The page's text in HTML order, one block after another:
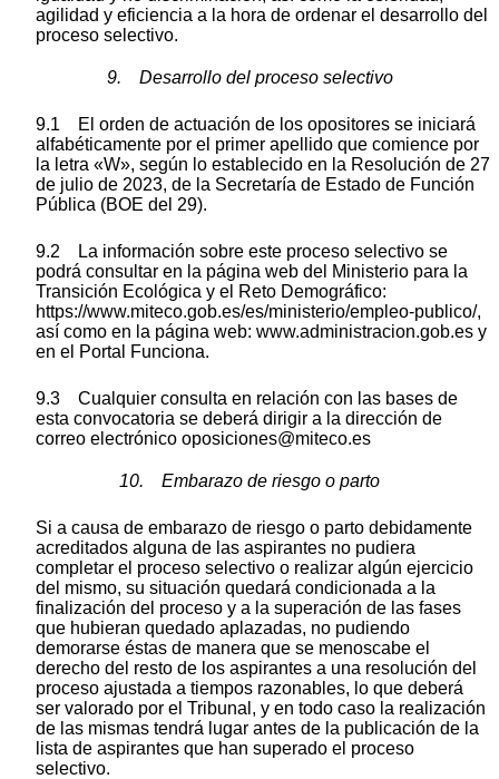
agilidad y eficiencia a la hora de ordenar el desarrollo del
proceso selectivo.
9. Desarrollo del proceso selectivo
9.1 El orden de actuación de los opositores se iniciará
alfabéticamente por el primer apellido que comience por
la letra «W», según lo establecido en la Resolución de 27
de julio de 2023, de la Secretaría de Estado de Función
Pública (BOE del 29).
9.2 La información sobre este proceso selectivo se
podrá consultar en la página web del Ministerio para la
Transición Ecológica y el Reto Demográfico:
https://www.miteco.gob.es/es/ministerio/empleo-publico/,
así como en la página web: www.administracion.gob.es y
en el Portal Funciona.
9.3 Cualquier consulta en relación con las bases de
esta convocatoria se deberá dirigir a la dirección de
correo electrónico oposiciones@miteco.es
10. Embarazo de riesgo o parto
Si a causa de embarazo de riesgo o parto debidamente
acreditados alguna de las aspirantes no pudiera
completar el proceso selectivo o realizar algún ejercicio
del mismo, su situación quedará condicionada a la
finalización del proceso y a la superación de las fases
que hubieran quedado aplazadas, no pudiendo
demorarse éstas de manera que se menoscabe el
derecho del resto de los aspirantes a una resolución del
proceso ajustada a tiempos razonables, lo que deberá
ser valorado por el Tribunal, y en todo caso la realización
de las mismas tendrá lugar antes de la publicación de la
lista de aspirantes que han superado el proceso
selectivo.